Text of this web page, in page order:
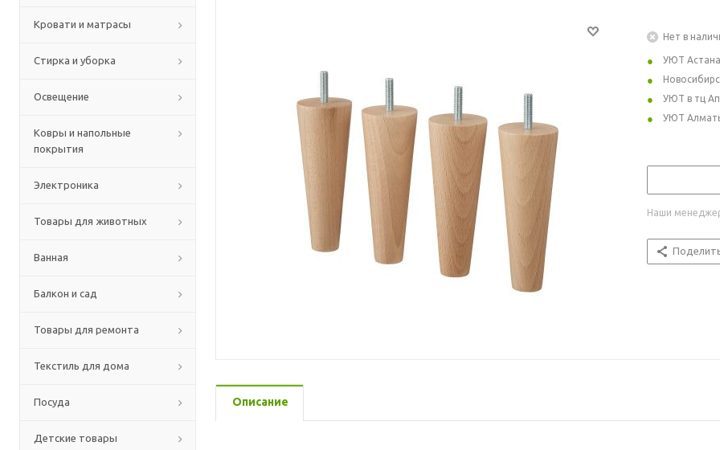
Кровати и матрасы
Стирка и уборка
Освещение
Ковры и напольные
покрытия
Электроника
Товары для животных
Ванная
Балкон и сад
Товары для ремонта
Текстиль для дома
Посуда
Детские товары
Нет в
УЮТ Астана
УЮТ в тц
УЮТ
Наши
Описание